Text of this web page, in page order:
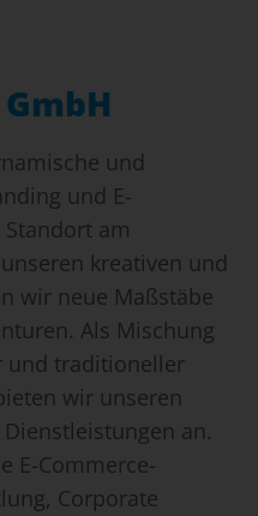
und
und E-
am
kreativen und
wir neue Maßstäbe
Als Mischung
und traditioneller
wir unseren
an.
E-Commerce-
Corporate